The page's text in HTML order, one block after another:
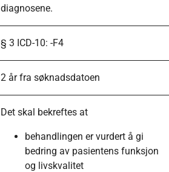
diagnosene.
§ 3 ICD-10: -F4
2 år fra søknadsdatoen
Det skal bekreftes at
behandlingen er vurdert å gi
bedring av pasientens funksjon
og livskvalitet